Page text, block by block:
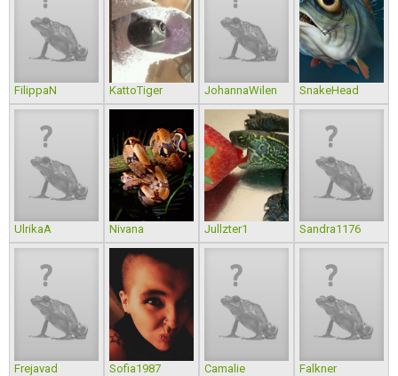
FilippaN KattoTiger JohannaWilen SnakeHead
UlrikaA Nivana Jullzter1 Sandra1176
Frejavad Sofia1987 Camalie Falkner